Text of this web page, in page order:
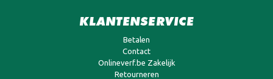
KLANTENSERVICE
Betalen
Contact
Onlineverf.be Zakelijk
Retourneren